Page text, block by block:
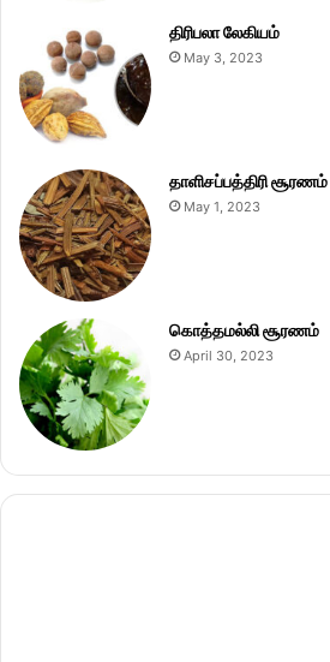
திரிபலா லேகியம்
May 3, 2023
தாளிசப்பத்திரி சூரணம்
May 1, 2023
கொத்தமல்லி சூரணம்
April 30, 2023